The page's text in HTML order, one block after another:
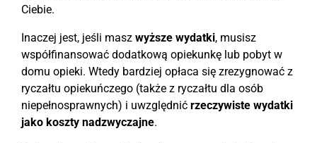
Ciebie.
Inaczej jest, jeśli masz wyższe wydatki, musisz
współfinansować dodatkową opiekunkę lub pobyt w
domu opieki. Wtedy bardziej opłaca się zrezygnować z
ryczałtu opiekuńczego (także z ryczałtu dla osób
niepełnosprawnych) i uwzględnić rzeczywiste wydatki
jako koszty nadzwyczajne.